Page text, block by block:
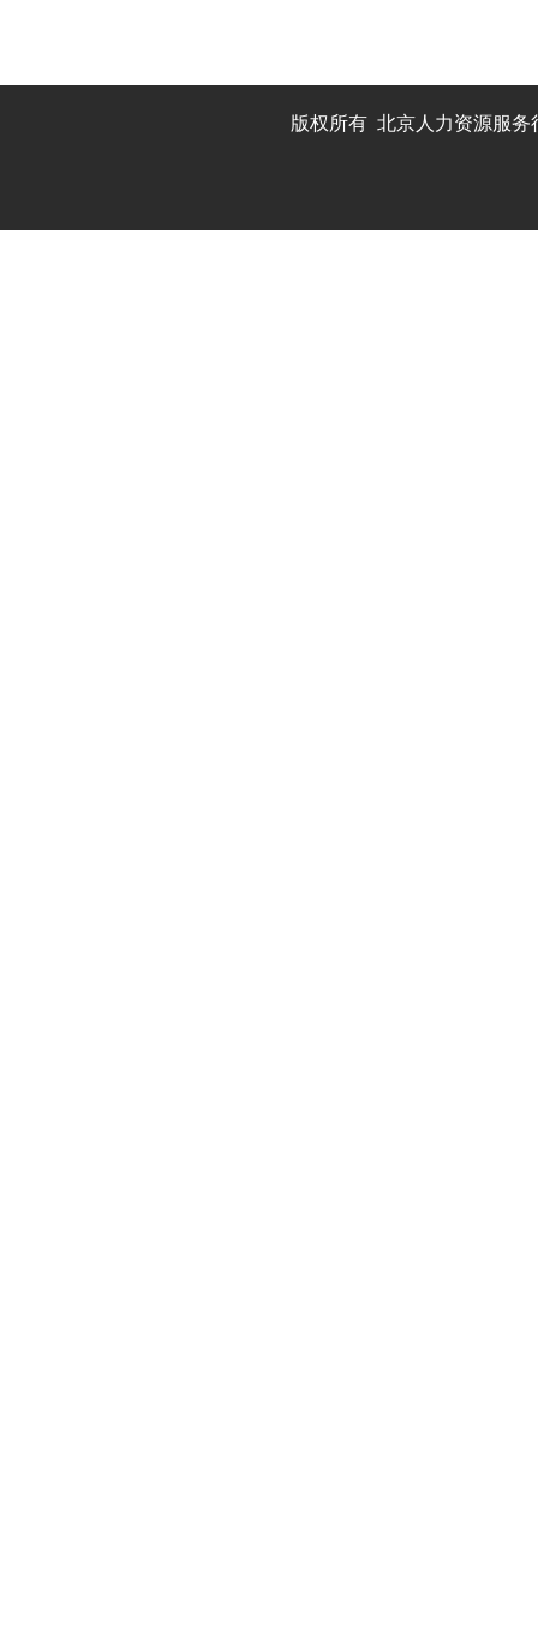
版权所有 北京人力资源服